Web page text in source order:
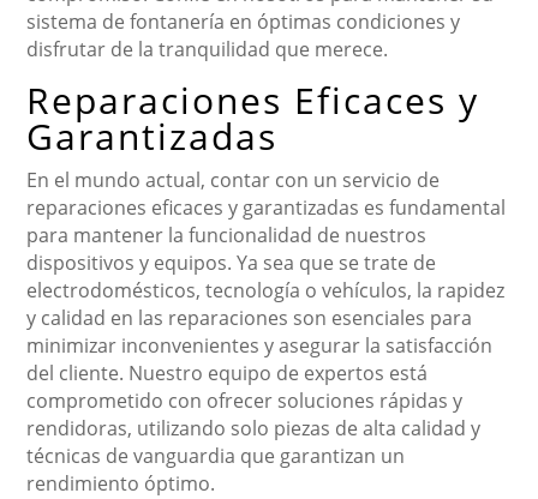
sistema de fontanería en óptimas condiciones y
disfrutar de la tranquilidad que merece.
Reparaciones Eficaces y
Garantizadas
En el mundo actual, contar con un servicio de
reparaciones eficaces y garantizadas es fundamental
para mantener la funcionalidad de nuestros
dispositivos y equipos. Ya sea que se trate de
electrodomésticos, tecnología o vehículos, la rapidez
y calidad en las reparaciones son esenciales para
minimizar inconvenientes y asegurar la satisfacción
del cliente. Nuestro equipo de expertos está
comprometido con ofrecer soluciones rápidas y
rendidoras, utilizando solo piezas de alta calidad y
técnicas de vanguardia que garantizan un
rendimiento óptimo.